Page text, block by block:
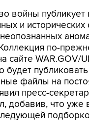
войны публикует
и
по-
сайте WAR.GOV/
будет публиковать
файлы на
пресс-
добавив, что уже